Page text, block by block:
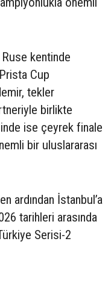
kentinde
Cup
tekler
birlikte
ise çeyrek finale
bir uluslararası
ardından İstanbul’a
tarihleri arasında
Serisi-2